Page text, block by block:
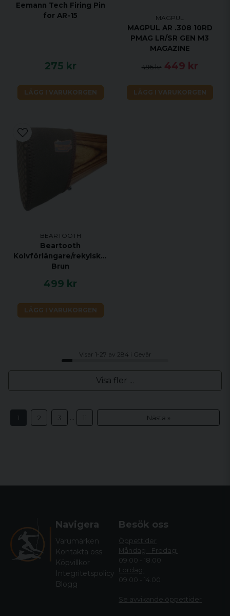
Eemann Tech Firing Pin
for AR-15
275 kr
LÄGG I VARUKORGEN
MAGPUL
MAGPUL AR .308 10RD
PMAG LR/SR GEN M3
MAGAZINE
495 kr 449 kr
LÄGG I VARUKORGEN
BEARTOOTH
Beartooth
Kolvförlängare/rekylskydd,
Brun
499 kr
LÄGG I VARUKORGEN
Visar 1-27 av 284 i Gevär
Visa fler ...
1 2 3 ... 11 Nästa »
Navigera
Varumärken
Kontakta oss
Köpvillkor
Integritetspolicy
Blogg
Besök oss
Öppettider
Måndag - Fredag:
09.00 - 18.00
Lördag:
09.00 - 14.00
Se avvikande öppettider